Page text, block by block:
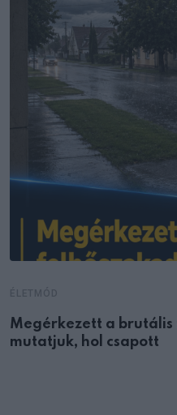
Megérkezett a brutális
mutatjuk, hol csapott